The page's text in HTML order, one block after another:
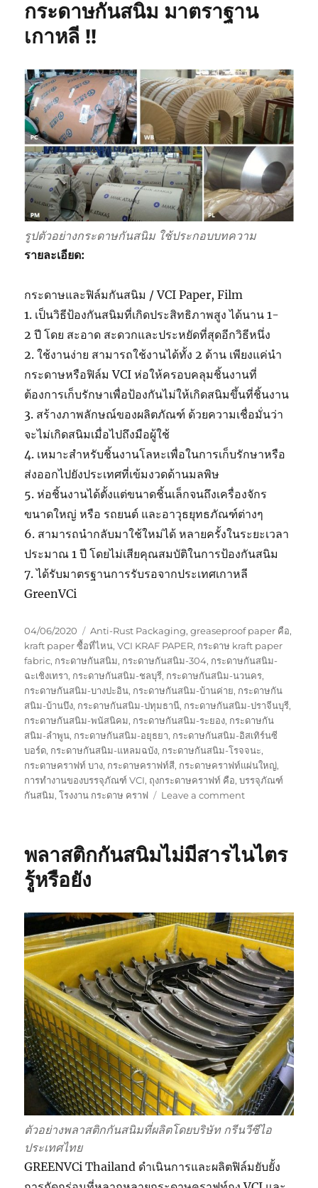
กัน
ทองแดง
ทอง
เหลือง
ฯลฯ
กระดาษกันสนิม มาตราฐาน
เกาหลี !!
รูปตัวอย่างกระดาษกันสนิม ใช้ประกอบบทความ
รายละเอียด:
กระดาษและฟิล์มกันสนิม / VCI Paper, Film
1. เป็นวิธีป้องกันสนิมที่เกิดประสิทธิภาพสูง ได้นาน 1-
2 ปี โดย สะอาด สะดวกและประหยัดที่สุดอีกวิธีหนึ่ง
2. ใช้งานง่าย สามารถใช้งานได้ทั้ง 2 ด้าน เพียงแค่นำ
กระดาษหรือฟิล์ม VCI ห่อให้ครอบคลุมชิ้นงานที่
ต้องการเก็บรักษาเพื่อป้องกันไม่ให้เกิดสนิมขึ้นที่ชิ้นงาน
3. สร้างภาพลักษณ์ของผลิตภัณฑ์ ด้วยความเชื่อมั่นว่า
จะไม่เกิดสนิมเมื่อไปถึงมือผู้ใช้
4. เหมาะสำหรับชิ้นงานโลหะเพื่อในการเก็บรักษาหรือ
ส่งออกไปยังประเทศที่เข้มงวดด้านมลพิษ
5. ห่อชิ้นงานได้ตั้งแต่ขนาดชิ้นเล็กจนถึงเครื่องจักร
ขนาดใหญ่ หรือ รถยนต์ และอาวุธยุทธภัณฑ์ต่างๆ
6. สามารถนำกลับมาใช้ใหม่ได้ หลายครั้งในระยะเวลา
ประมาณ 1 ปี โดยไม่เสียคุณสมบัติในการป้องกันสนิม
7. ได้รับมาตรฐานการรับรอจากประเทศเกาหลี
GreenVCi
Posted
on
04/06/2020 Tags
Anti-Rust Packaging,greaseproof paper คือ,
kraft paper ซื้อที่ไหน,VCI KRAF PAPER, กระดาษ kraft paper
fabric, กระดาษกันสนิม, กระดาษกันสนิม-304, กระดาษกันสนิม-
ฉะเชิงเทรา, กระดาษกันสนิม-ชลบุรี, กระดาษกันสนิม-นวนคร,
กระดาษกันสนิม-บางปะอิน, กระดาษกันสนิม-บ้านค่าย, กระดาษกัน
สนิม-บ้านบึง, กระดาษกันสนิม-ปทุมธานี, กระดาษกันสนิม-ปราจีนบุรี,
กระดาษกันสนิม-พนัสนิคม, กระดาษกันสนิม-ระยอง, กระดาษกัน
สนิม-ลำพูน, กระดาษกันสนิม-อยุธยา, กระดาษกันสนิม-อิสเทิร์นซี
บอร์ด, กระดาษกันสนิม-แหลมฉบัง, กระดาษกันสนิม-โรจจนะ,
กระดาษคราฟท์ บาง, กระดาษคราฟท์สี, กระดาษคราฟท์แผ่นใหญ่,
การทำงานของบรรจุภัณฑ์ VCI, ถุงกระดาษคราฟท์ คือ,บรรจุภัณฑ์
กันสนิม,โรงงาน กระดาษ คราฟ Leave a commenton
มาตรา
พลาสติกกันสนิมไม่มีสารไนไตร
รู้หรือยัง
ตัวอย่างพลาสติกกันสนิมที่ผลิตโดยบริษัท กรีนวีซีไอ
ประเทศไทย
GREENVCi Thailand ดำเนินการและผลิตฟิล์มยับยั้ง